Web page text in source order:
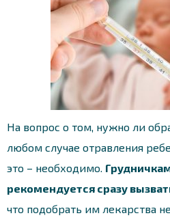
На вопрос о том, нужно ли
любом случае отравления
это – необходимо.
рекомендуется сразу
что подобрать им лекарства